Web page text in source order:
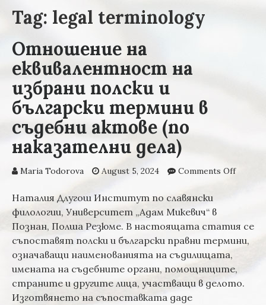
Tag: legal terminology
Отношение на
еквивалентност на
избрани полски и
български термини в
съдебни актове (по
наказателни дела)
Maria Todorova August 5, 2024 Comments Offon
(по
дела)
Наталия Длугош Институт по славянски
филологии, Университет „Адам Микевич“ в
Познан, Полша Резюме. В настоящата статия се
съпоставят полски и български правни термини,
означаващи наименованията на съдилищата,
имената на съдебните органи, помощниците,
страните и другите лица, участващи в делото.
Изготвянето на съпоставката даде